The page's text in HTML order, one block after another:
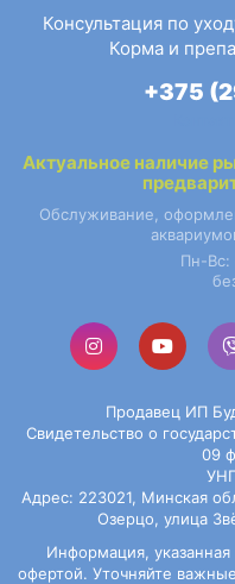
Консультация по
Корма и
+375
Актуальное наличие
Обслуживание,
Пн-Вс:
Продавец ИП
Свидетельство о
09
Адрес: 223021, Минская
Озерцо, улица
Информация, указанная
офертой. Уточняйте